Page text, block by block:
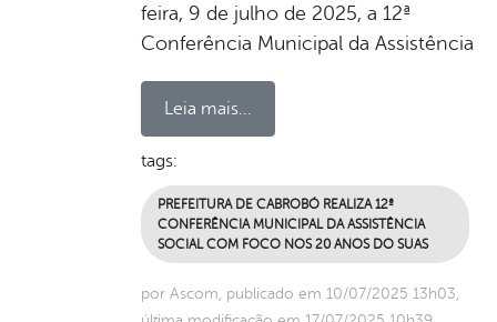
feira, 9 de julho de 2025, a 12ª
Conferência Municipal da Assistência
Leia mais...
tags:
PREFEITURA DE CABROBÓ REALIZA 12ª
CONFERÊNCIA MUNICIPAL DA ASSISTÊNCIA
SOCIAL COM FOCO NOS 20 ANOS DO SUAS
por Ascom, publicado em 10/07/2025 13h03,